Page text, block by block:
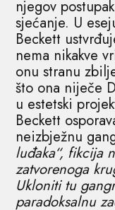
njegov
sjećanje. U
Beckett
nema nikakve
onu stranu
što ona niječe
u estetski
Beckett
neizbježnu
luđaka“, fikcija
zatvorenoga
Ukloniti tu
paradoksalnu